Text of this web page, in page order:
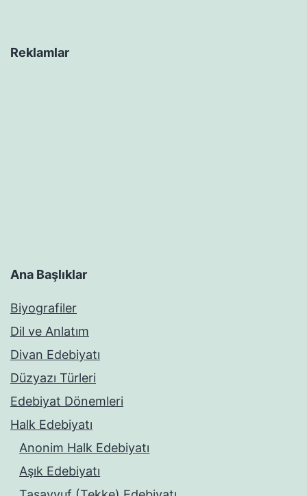
Reklamlar
Ana Başlıklar
Biyografiler
Dil ve Anlatım
Divan Edebiyatı
Düzyazı Türleri
Edebiyat Dönemleri
Halk Edebiyatı
Anonim Halk Edebiyatı
Aşık Edebiyatı